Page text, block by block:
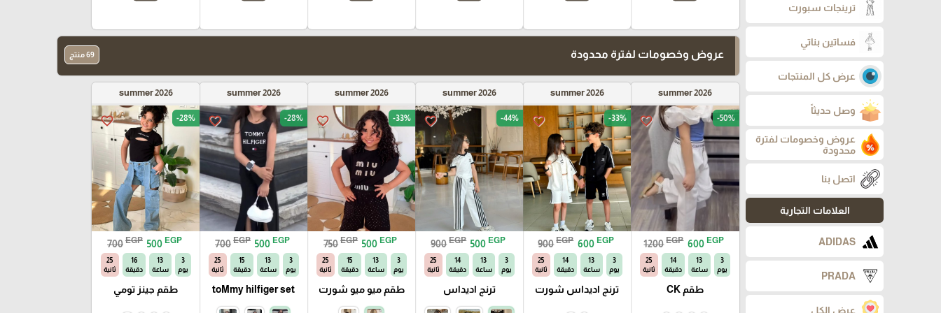
ترينجات سبورت
فساتين بناتي
عرض كل المنتجات
وصل حديثاً
عروض وخصومات لفترة
محدودة
اتصل بنا
العلامات التجارية
ADIDAS
PRADA
عرض الكل
عروض وخصومات لفترة محدودة 69 منتج
summer 2026
favorite_border -50%
1200 EGP 600 EGP
3
يوم
13
ساعة
14
دقيقة
24
ثانية
طقم CK
summer 2026
favorite_border -33%
900 EGP 600 EGP
3
يوم
13
ساعة
14
دقيقة
24
ثانية
ترنج اديداس شورت
summer 2026
favorite_border -44%
900 EGP 500 EGP
3
يوم
13
ساعة
14
دقيقة
24
ثانية
ترنج اديداس
summer 2026
favorite_border -33%
750 EGP 500 EGP
3
يوم
13
ساعة
15
دقيقة
24
ثانية
طقم ميو ميو شورت
summer 2026
favorite_border -28%
700 EGP 500 EGP
3
يوم
13
ساعة
15
دقيقة
24
ثانية
toMmy hilfiger set
summer 2026
favorite_border -28%
700 EGP 500 EGP
3
يوم
13
ساعة
16
دقيقة
24
ثانية
طقم جينز تومي